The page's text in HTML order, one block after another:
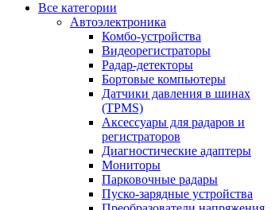
Все категории
Автоэлектроника
Комбо-устройства
Видеорегистраторы
Радар-детекторы
Бортовые компьютеры
Датчики давления в шинах
(TPMS)
Аксессуары для радаров и
регистраторов
Диагностические адаптеры
Мониторы
Парковочные радары
Пуско-зарядные устройства